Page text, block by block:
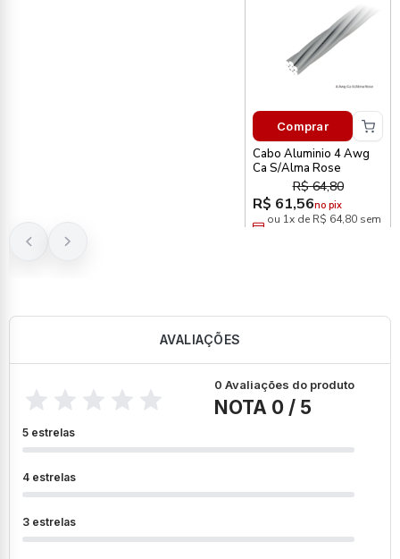
Comprar
Cabo Aluminio 4 Awg
Ca S/Alma Rose
R$ 64,80
R$ 61,56no pix
ou 1x de R$ 64,80 sem
AVALIAÇÕES
0 Avaliações do produto
NOTA 0 / 5
5 estrelas
4 estrelas
3 estrelas